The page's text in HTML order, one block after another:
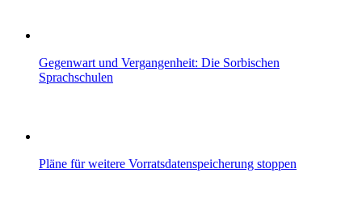
Gegenwart und Vergangenheit: Die Sorbischen
Sprachschulen
Pläne für weitere Vorratsdatenspeicherung stoppen